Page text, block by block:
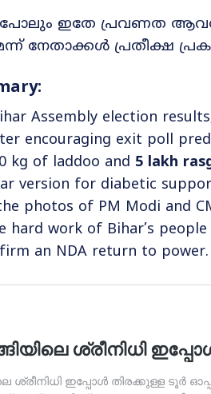
പോലും ഇതേ പ്രവണത
നേതാക്കൾ പ്രതീക്ഷ
Assembly election
encouraging exit poll
kg of laddoo and 5 lakh
version for diabetic
photos of PM Modi and
hard work of Bihar’s
an NDA return to power.